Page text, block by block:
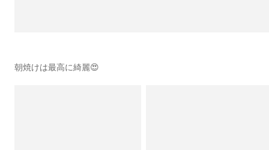
朝焼けは最高に綺麗😍